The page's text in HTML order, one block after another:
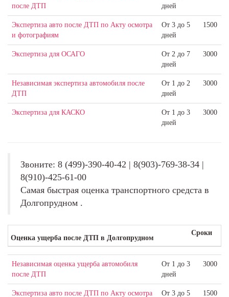
после ДТП
дней
Экспертиза авто после ДТП по Акту осмотра
и фотографиям
От 3 до 5
дней
1500
Экспертиза для ОСАГО
От 2 до 7
дней
3000
Независимая экспертиза автомобиля после
ДТП
От 1 до 2
дней
3000
Экспертиза для КАСКО
От 1 до 3
дней
3000
Звоните: 8 (499)-390-40-42 | 8(903)-769-38-34 |
8(910)-425-61-00
Самая быстрая оценка транспортного средста в
Долгопрудном .
Оценка ущерба после ДТП в Долгопрудном
Сроки
Независимая оценка ущерба автомобиля
после ДТП
От 1 до 3
дней
3000
Экспертиза авто после ДТП по Акту осмотра От 3 до 5 1500